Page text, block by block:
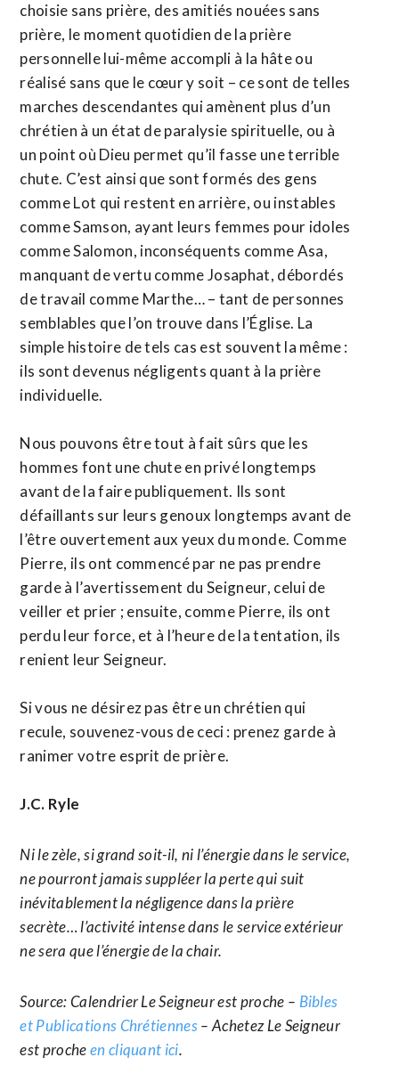
choisie sans prière, des amitiés nouées sans
prière, le moment quotidien de la prière
personnelle lui-même accompli à la hâte ou
réalisé sans que le cœur y soit – ce sont de telles
marches descendantes qui amènent plus d’un
chrétien à un état de paralysie spirituelle, ou à
un point où Dieu permet qu’il fasse une terrible
chute. C’est ainsi que sont formés des gens
comme Lot qui restent en arrière, ou instables
comme Samson, ayant leurs femmes pour idoles
comme Salomon, inconséquents comme Asa,
manquant de vertu comme Josaphat, débordés
de travail comme Marthe… – tant de personnes
semblables que l’on trouve dans l’Église. La
simple histoire de tels cas est souvent la même :
ils sont devenus négligents quant à la prière
individuelle.
Nous pouvons être tout à fait sûrs que les
hommes font une chute en privé longtemps
avant de la faire publiquement. Ils sont
défaillants sur leurs genoux longtemps avant de
l’être ouvertement aux yeux du monde. Comme
Pierre, ils ont commencé par ne pas prendre
garde à l’avertissement du Seigneur, celui de
veiller et prier ; ensuite, comme Pierre, ils ont
perdu leur force, et à l’heure de la tentation, ils
renient leur Seigneur.
Si vous ne désirez pas être un chrétien qui
recule, souvenez-vous de ceci : prenez garde à
ranimer votre esprit de prière.
J.C. Ryle
Ni le zèle, si grand soit-il, ni l’énergie dans le service,
ne pourront jamais suppléer la perte qui suit
inévitablement la négligence dans la prière
secrète… l’activité intense dans le service extérieur
ne sera que l’énergie de la chair.
Source: Calendrier Le Seigneur est proche – Bibles
et Publications Chrétiennes– Achetez Le Seigneur
est procheen cliquant ici.